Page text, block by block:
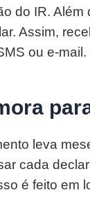
do IR. Além
Assim,
ou e-mail.
leva
cada
é feito em